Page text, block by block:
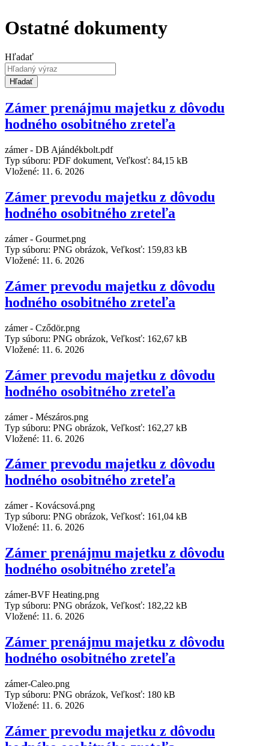
Ostatné dokumenty
Hľadať
Hľadať
Zámer prenájmu majetku z dôvodu
hodného osobitného zreteľa
zámer - DB Ajándékbolt.pdf
Typ súboru: PDF dokument, Veľkosť: 84,15 kB
Vložené: 11. 6. 2026
Zámer prevodu majetku z dôvodu
hodného osobitného zreteľa
zámer - Gourmet.png
Typ súboru: PNG obrázok, Veľkosť: 159,83 kB
Vložené: 11. 6. 2026
Zámer prevodu majetku z dôvodu
hodného osobitného zreteľa
zámer - Cződör.png
Typ súboru: PNG obrázok, Veľkosť: 162,67 kB
Vložené: 11. 6. 2026
Zámer prevodu majetku z dôvodu
hodného osobitného zreteľa
zámer - Mészáros.png
Typ súboru: PNG obrázok, Veľkosť: 162,27 kB
Vložené: 11. 6. 2026
Zámer prevodu majetku z dôvodu
hodného osobitného zreteľa
zámer - Kovácsová.png
Typ súboru: PNG obrázok, Veľkosť: 161,04 kB
Vložené: 11. 6. 2026
Zámer prenájmu majetku z dôvodu
hodného osobitného zreteľa
zámer-BVF Heating.png
Typ súboru: PNG obrázok, Veľkosť: 182,22 kB
Vložené: 11. 6. 2026
Zámer prenájmu majetku z dôvodu
hodného osobitného zreteľa
zámer-Caleo.png
Typ súboru: PNG obrázok, Veľkosť: 180 kB
Vložené: 11. 6. 2026
Zámer prevodu majetku z dôvodu